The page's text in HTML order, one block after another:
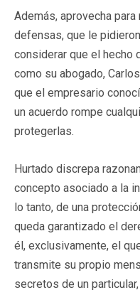
Además, aprovecha
defensas, que le
considerar que el hecho
como su abogado,
que el empresario
un acuerdo rompe
protegerlas.
Hurtado discrepa
concepto asociado a la
lo tanto, de una
queda garantizado el
él, exclusivamente, el
transmite su propio
secretos de un